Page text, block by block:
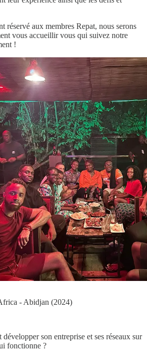
réservé aux membres Repat, nous serons
vous accueillir vous qui suivez notre
!
- Abidjan (2024)
son entreprise et ses réseaux sur
fonctionne ?